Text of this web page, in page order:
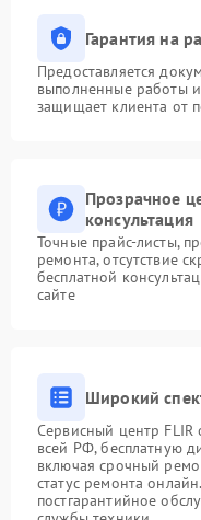
Гарантия на
Предоставляется
выполненные работы
защищает клиента от
Прозрачное
консультация
Точные прайс-листы,
ремонта, отсутствие
бесплатной
сайте
Широкий
Сервисный центр FLIR
всей РФ, бесплатную
включая срочный
статус ремонта
постгарантийное